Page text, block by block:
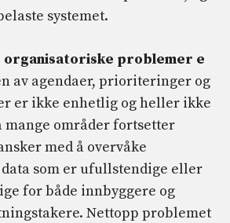
systemet.
organisatoriske problemer e
av agendaer, prioriteringer og
er ikke enhetlig og heller ikke
mange områder fortsetter
med å overvåke
som er ufullstendige eller
for både innbyggere og
Nettopp problemet